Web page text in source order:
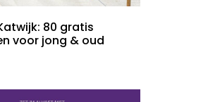
80 gratis
voor jong & oud